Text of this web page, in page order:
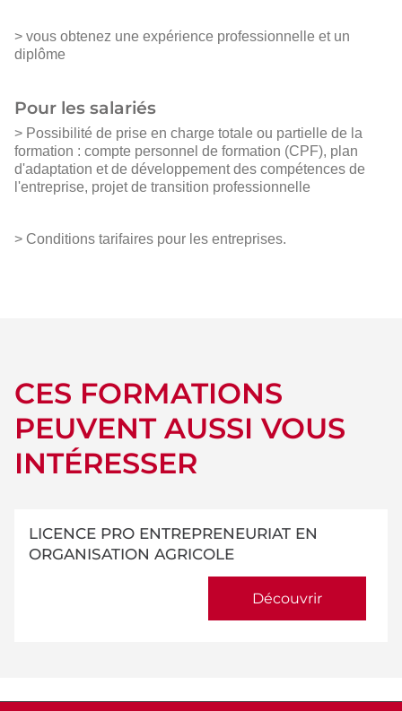
> vous obtenez une expérience professionnelle et un
diplôme
Pour les salariés
> Possibilité de prise en charge totale ou partielle de la
formation : compte personnel de formation (CPF), plan
d'adaptation et de développement des compétences de
l'entreprise, projet de transition professionnelle
> Conditions tarifaires pour les entreprises.
CES FORMATIONS
PEUVENT AUSSI VOUS
INTÉRESSER
LICENCE PRO ENTREPRENEURIAT EN
ORGANISATION AGRICOLE
Découvrir